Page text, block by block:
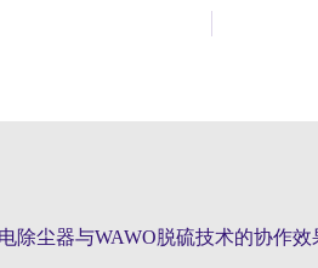
除尘器与WAWO脱硫技术的协作效